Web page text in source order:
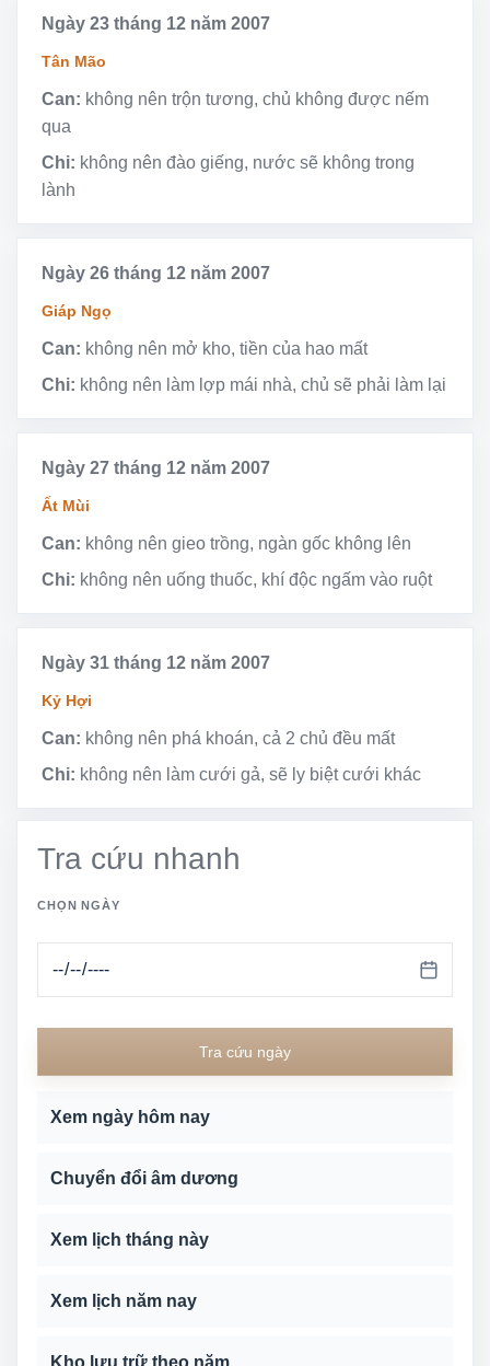
Ngày 23 tháng 12 năm 2007
Tân Mão
Can: không nên trộn tương, chủ không được nếm
qua
Chi: không nên đào giếng, nước sẽ không trong
lành
Ngày 26 tháng 12 năm 2007
Giáp Ngọ
Can: không nên mở kho, tiền của hao mất
Chi: không nên làm lợp mái nhà, chủ sẽ phải làm lại
Ngày 27 tháng 12 năm 2007
Ất Mùi
Can: không nên gieo trồng, ngàn gốc không lên
Chi: không nên uống thuốc, khí độc ngấm vào ruột
Ngày 31 tháng 12 năm 2007
Kỷ Hợi
Can: không nên phá khoán, cả 2 chủ đều mất
Chi: không nên làm cưới gả, sẽ ly biệt cưới khác
Tra cứu nhanh
CHỌN NGÀY
Tra cứu ngày
Xem ngày hôm nay
Chuyển đổi âm dương
Xem lịch tháng này
Xem lịch năm nay
Kho lưu trữ theo năm